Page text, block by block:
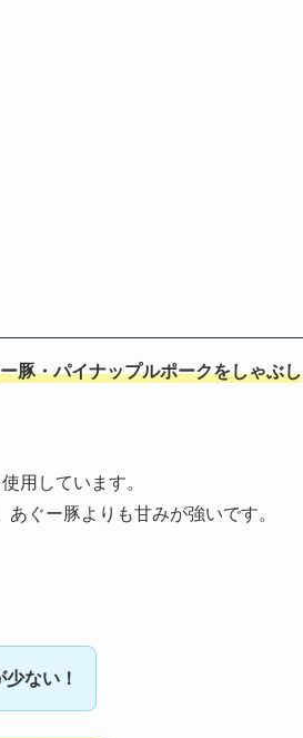
豚・パイナップルポークをしゃぶし
使用しています。
ぐー豚よりも甘みが強いです。
少ない！